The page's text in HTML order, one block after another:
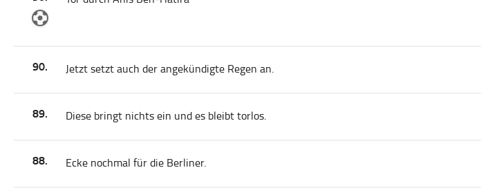
90. Jetzt setzt auch der angekündigte Regen an.
89. Diese bringt nichts ein und es bleibt torlos.
88. Ecke nochmal für die Berliner.